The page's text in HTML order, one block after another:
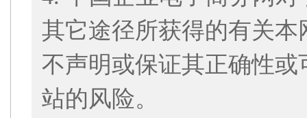
其它途径所获得的有关
不声明或保证其正确性
站的风险。